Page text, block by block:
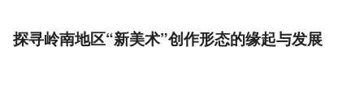
探寻岭南地区“新美术”创作形态的缘起与发展